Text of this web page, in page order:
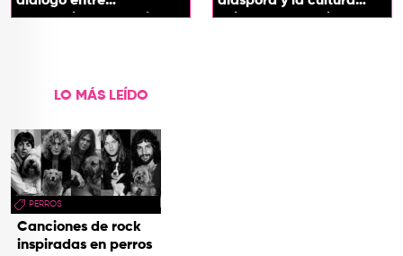
generaciones con el
chicha en su sonido
LO MÁS LEÍDO
PERROS
Canciones de rock
inspiradas en perros